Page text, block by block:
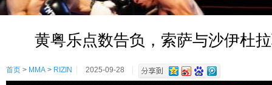
黄粤乐点数告负，索萨与沙伊杜
首页 > MMA > RIZIN 2025-09-28